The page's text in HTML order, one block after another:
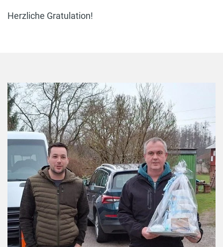
Herzliche Gratulation!